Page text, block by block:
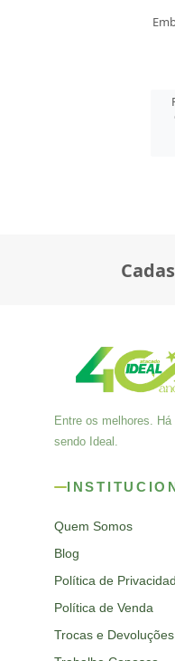
Entre os melhores.
sendo Ideal.
Quem Somos
Blog
Política de
Política de Venda
Trocas e Devoluções